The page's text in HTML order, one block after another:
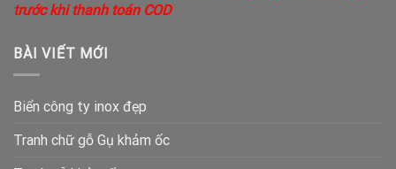
trước khi thanh toán COD
BÀI VIẾT MỚI
Biển công ty inox đẹp
Tranh chữ gỗ Gụ khảm ốc